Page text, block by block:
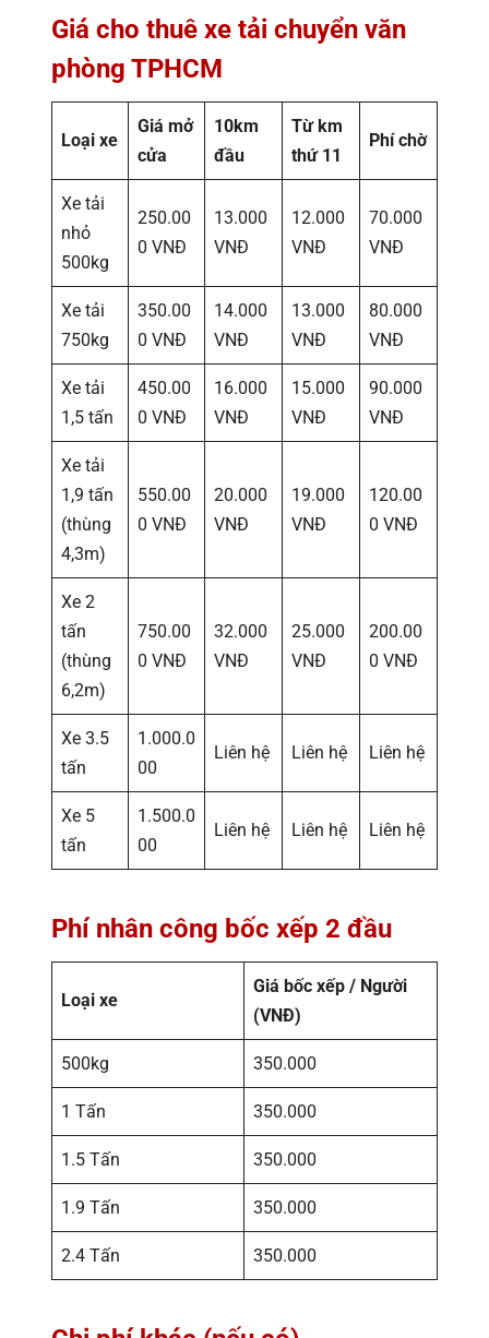
Giá cho thuê xe tải chuyển văn
phòng TPHCM
Loại xe
Giá mở
cửa
10km
đầu
Từ km
thứ 11
Phí chờ
Xe tải
nhỏ
500kg
250.00
0 VNĐ
13.000
VNĐ
12.000
VNĐ
70.000
VNĐ
Xe tải
750kg
350.00
0 VNĐ
14.000
VNĐ
13.000
VNĐ
80.000
VNĐ
Xe tải
1,5 tấn
450.00
0 VNĐ
16.000
VNĐ
15.000
VNĐ
90.000
VNĐ
Xe tải
1,9 tấn
(thùng
4,3m)
550.00
0 VNĐ
20.000
VNĐ
19.000
VNĐ
120.00
0 VNĐ
Xe 2
tấn
(thùng
6,2m)
750.00
0 VNĐ
32.000
VNĐ
25.000
VNĐ
200.00
0 VNĐ
Xe 3.5
tấn
1.000.0
00
Liên hệ Liên hệ Liên hệ
Xe 5
tấn
1.500.0
00
Liên hệ Liên hệ Liên hệ
Phí nhân công bốc xếp 2 đầu
Loại xe
Giá bốc xếp / Người
(VNĐ)
500kg 350.000
1 Tấn 350.000
1.5 Tấn 350.000
1.9 Tấn 350.000
2.4 Tấn 350.000